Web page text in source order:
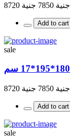
جنية 7850 جنية 8720
Add to cart
sale
جنية 7850 جنية 8720
Add to cart
sale